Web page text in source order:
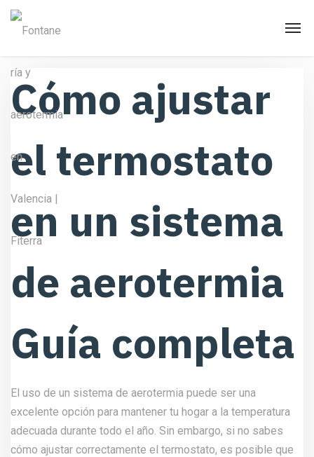
Cómo ajustar
el termostato
en un sistema
de aerotermia
Guía completa
El uso de un sistema de aerotermia puede ser una
excelente opción para mantener tu hogar a la temperatura
adecuada durante todo el año. Sin embargo, si no sabes
cómo ajustar correctamente el termostato, es posible que